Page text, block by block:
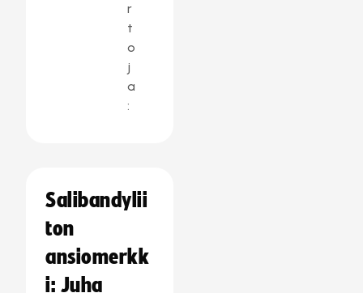
r
t
o
j
a
:
Salibandylii
ton
ansiomerkk
i: Juha